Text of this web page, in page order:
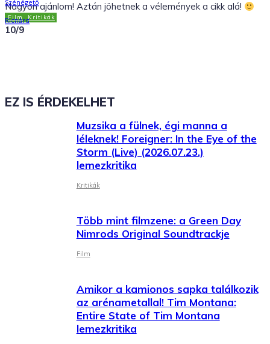
Film Kritikák
Nagyon ajánlom! Aztán jöhetnek a vélemények a cikk alá!
10/9
EZ IS ÉRDEKELHET
Muzsika a fülnek, égi manna a
léleknek! Foreigner: In the Eye of the
Storm (Live) (2026.07.23.)
lemezkritika
Kritikák
Több mint filmzene: a Green Day
Nimrods Original Soundtrackje
Film
Amikor a kamionos sapka találkozik
az arénametallal! Tim Montana:
Entire State of Tim Montana
lemezkritika